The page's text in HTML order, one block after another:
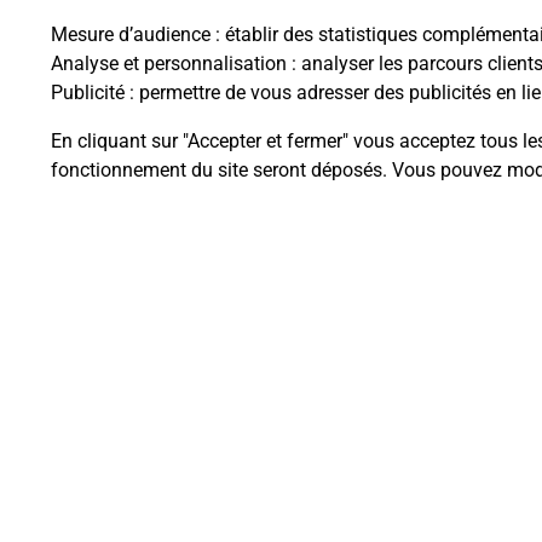
Mesure d’audience : établir des statistiques
Analyse et personnalisation : analyser les parcours
Publicité : permettre de vous adresser des publicités en
En cliquant sur "Accepter et fermer" vous acceptez tous
fonctionnement du site seront déposés. Vous pouvez
Questions